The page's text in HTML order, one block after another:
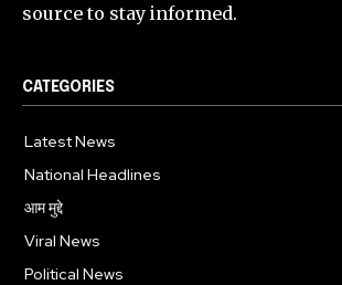
source to stay informed.
CATEGORIES
Latest News
National Headlines
आम मुद्दे
Viral News
Political News